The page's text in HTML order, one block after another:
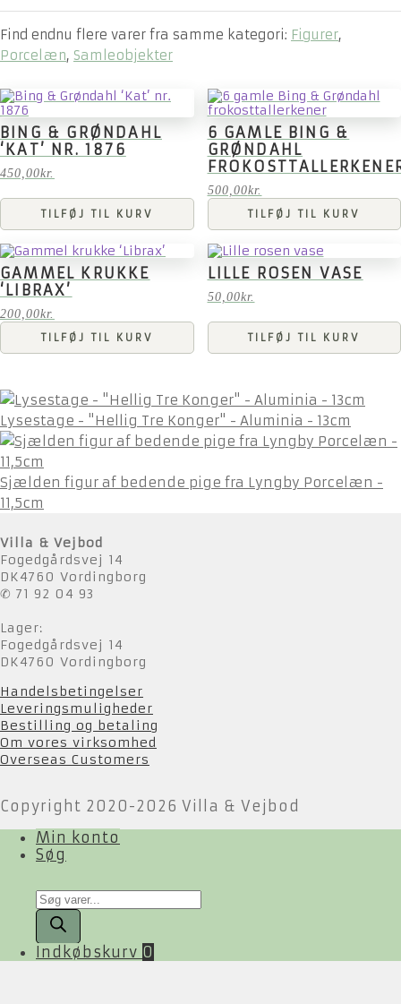
Find endnu flere varer fra samme kategori: Figurer,
Porcelæn, Samleobjekter
BING & GRØNDAHL
‘KAT’ NR. 1876
450,00kr.
TILFØJ TIL KURV
6 GAMLE BING &
GRØNDAHL
500,00kr.
TILFØJ TIL KURV
GAMMEL KRUKKE
‘LIBRAX’
200,00kr.
TILFØJ TIL KURV
LILLE ROSEN VASE
50,00kr.
TILFØJ TIL KURV
Lysestage - "Hellig Tre Konger" - Aluminia - 13cm
Sjælden figur af bedende pige fra Lyngby Porcelæn -
11,5cm
Villa & Vejbod
Fogedgårdsvej 14
DK4760 Vordingborg
✆ 71 92 04 93
Lager:
Fogedgårdsvej 14
DK4760 Vordingborg
Handelsbetingelser
Leveringsmuligheder
Bestilling og betaling
Om vores virksomhed
Overseas Customers
Copyright 2020-2026 Villa & Vejbod
Min konto
Søg
Products
search
Indkøbskurv 0